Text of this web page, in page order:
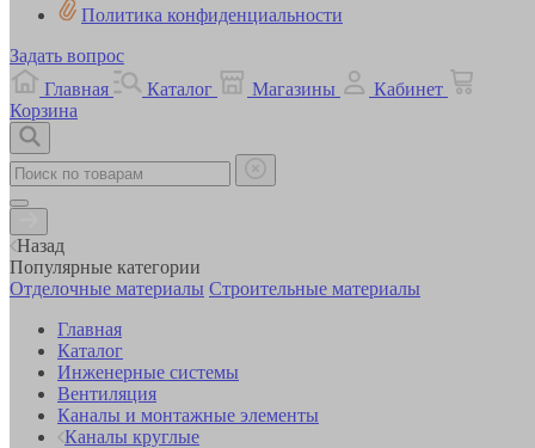
Политика конфиденциальности
Задать вопрос
Главная
Каталог Магазины
Кабинет
Корзина
Назад
Популярные категории
Отделочные материалы Строительные материалы
Главная
Каталог
Инженерные системы
Вентиляция
Каналы и монтажные элементы
Каналы круглые